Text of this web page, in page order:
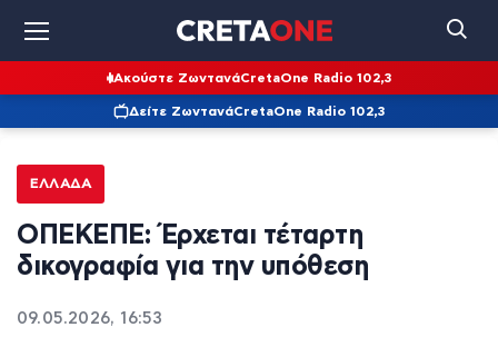
Ακούστε ΖωντανάCretaOne Radio 102,3
Δείτε ΖωντανάCretaOne Radio 102,3
ΕΛΛΆΔΑ
ΟΠΕΚΕΠΕ: Έρχεται τέταρτη
δικογραφία για την υπόθεση
09.05.2026, 16:53